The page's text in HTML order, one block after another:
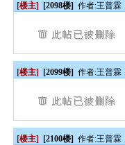
[楼主] [2098楼] 作者:王普霖
[楼主] [2099楼] 作者:王普霖
[楼主] [2100楼] 作者:王普霖